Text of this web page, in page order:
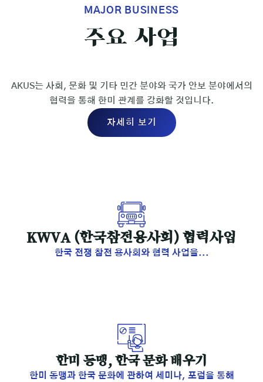
MAJOR BUSINESS
주요사업
AKUS는 사회, 문화 및 기타 민간 분야와 국가 안보 분야에서의
협력을 통해 한미 관계를 강화할 것입니다.
자세히 보기
KWVA (한국참전용사회) 협력사업
한국 전쟁 참전 용사회와 협력 사업을...
한미 동맹, 한국 문화 배우기
한미 동맹과 한국 문화에 관하여 세미나, 포럼을 통해